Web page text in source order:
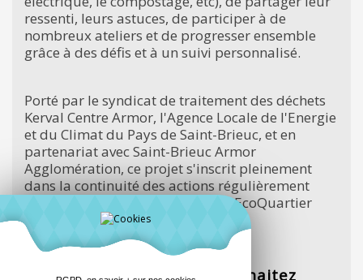
ressenti, leurs astuces, de participer à de
nombreux ateliers et de progresser ensemble
grâce à des défis et à un suivi personnalisé.
Porté par le syndicat de traitement des déchets
Kerval Centre Armor, l'Agence Locale de l'Energie
et du Climat du Pays de Saint-Brieuc, et en
partenariat avec Saint-Brieuc Armor
Agglomération, ce projet s'inscrit pleinement
dans la continuité des actions régulièrement
entreprises par Robien, labellisé EcoQuartier
depuis 2017.
Rejoignez le projet !
Contactez-nous si vous souhaitez